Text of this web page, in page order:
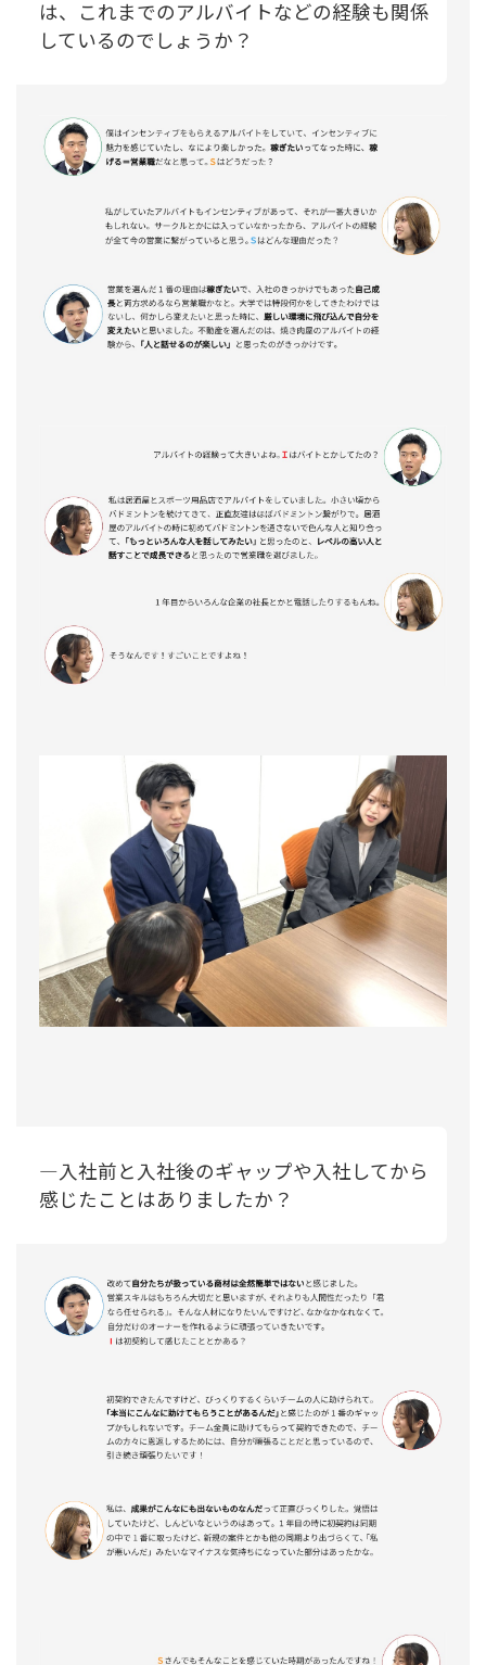
は、これまでのアルバイトなどの経験も関係
しているのでしょうか？
―入社前と入社後のギャップや入社してから
感じたことはありましたか？